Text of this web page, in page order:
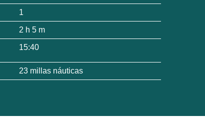
1
2 h 5 m
15:40
23 millas náuticas